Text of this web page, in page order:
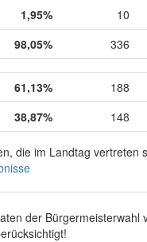
1,95%
10
98,05% 336
61,13%
188
38,87% 148
die im Landtag vertreten
der Bürgermeisterwahl